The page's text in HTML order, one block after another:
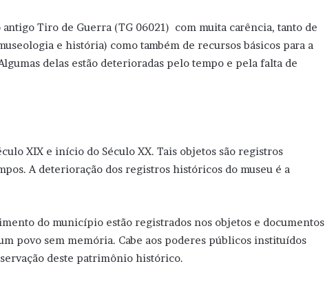
Tiro de Guerra (TG 06021) com muita carência, tanto de
e história) como também de recursos básicos para a
delas estão deterioradas pelo tempo e pela falta de
XIX e início do Século XX. Tais objetos são registros
A deterioração dos registros históricos do museu é a
do município estão registrados nos objetos e documentos
povo sem memória. Cabe aos poderes públicos instituídos
deste patrimônio histórico.